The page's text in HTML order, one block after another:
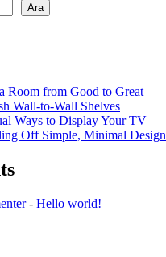
Ara
Room from Good to Great
Wall-to-Wall Shelves
Ways to Display Your TV
Off Simple, Minimal Design
- Hello world!